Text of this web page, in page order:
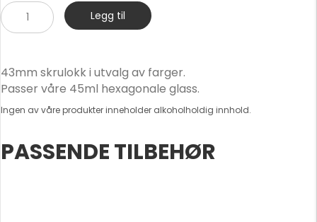
43mm
skrulokk
Legg til
43mm skrulokk i utvalg av farger.
Passer våre 45ml hexagonale glass.
Ingen av våre produkter inneholder alkoholholdig innhold.
PASSENDE TILBEHØR